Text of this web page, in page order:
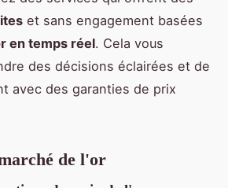
et sans engagement basées
en temps réel. Cela vous
des décisions éclairées et de
avec des garanties de prix
de l'or